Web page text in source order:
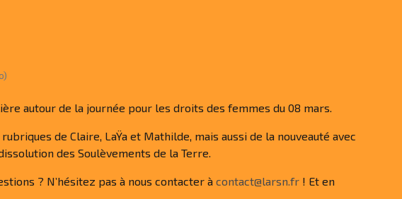
autour de la journée pour les droits des femmes du 08 mars.
de Claire, LaŸa et Mathilde, mais aussi de la nouveauté avec
des Soulèvements de la Terre.
? N’hésitez pas à nous contacter à contact@larsn.fr ! Et en